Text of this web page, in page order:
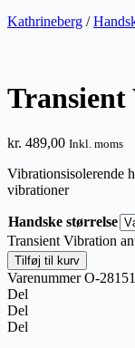
Kathrineberg /
kr. 489,00 Inkl. moms
Vibrationsisolerende
vibrationer
Handske størrelse
Transient Vibration
Tilføj til kurv
VarenummerO-28151
Del
Del
Del